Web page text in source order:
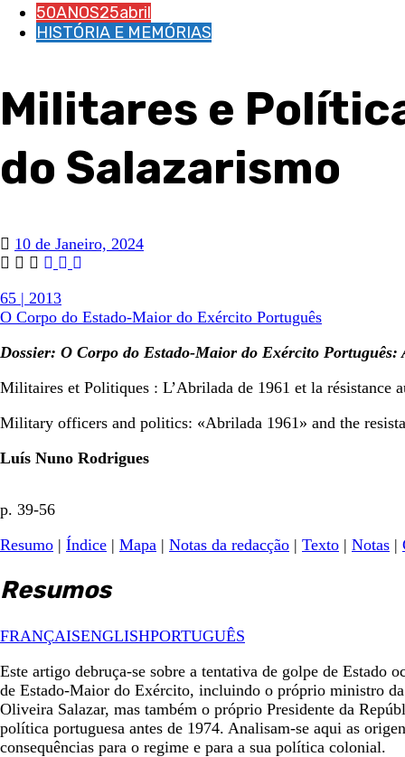
50ANOS25abril
HISTÓRIA E MEMÓRIAS
Militares e
do Salazarismo
10 de Janeiro, 2024
65 | 2013
O Corpo do Estado-Maior do Exército Português
Dossier: O Corpo do Estado-Maior do Exército Português:
Militaires et Politiques : L’Abrilada de 1961 et la résistance
Military officers and politics: «Abrilada 1961» and the
Luís Nuno Rodrigues
p. 39-56
Resumo | Índice | Mapa | Notas da redacção | Texto | Notas |
Resumos
FRANÇAISENGLISHPORTUGUÊS
Este artigo debruça-se sobre a tentativa de golpe de
de Estado-Maior do Exército, incluindo o próprio ministro
Oliveira Salazar, mas também o próprio Presidente da
política portuguesa antes de 1974. Analisam-se aqui as
consequências para o regime e para a sua política colonial.